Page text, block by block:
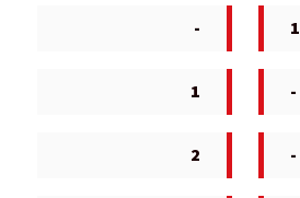
- 1
1 -
2 -